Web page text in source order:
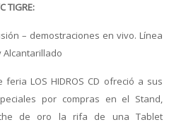
TIGRE:
– demostraciones en vivo. Línea
Alcantarillado
LOS HIDROS CD ofreció a sus
por compras en el Stand,
de oro la rifa de una Tablet